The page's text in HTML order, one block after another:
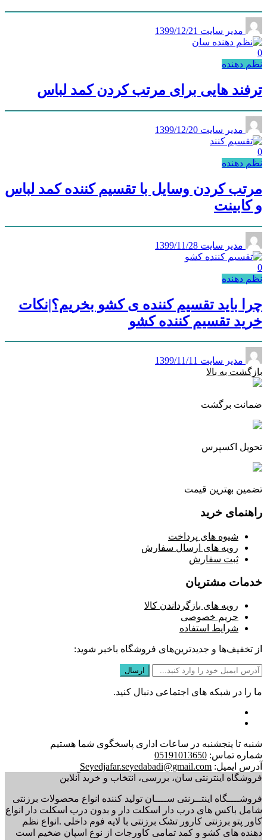
مدیر سایت 1399/12/21
0
نظم دهنده
ترفند هایی برای مرتب کردن کمد لباس
مدیر سایت 1399/12/20
0
نظم دهنده
مرتب کردن وسایل با تقسیم کننده کمد لباس
و کابینت
مدیر سایت 1399/11/28
0
نظم دهنده
چرا باید تقسیم کننده ‌‌ی کشو بخریم؟|نکات
خرید تقسیم کننده کشو
مدیر سایت 1399/11/11
بازگشت به بالا
ضمانت برگشت
تحویل اکسپرس
تضمین بهترین قیمت
راهنمای خرید
شیوه های پرداخت
رویه های ارسال سفارش
ثبت سفارش
خدمات مشتریان
رویه های بازگرداندن کالا
حریم خصوصی
شرایط استفاده
از تخفیف‌ها و جدیدترین‌های فروشگاه باخبر شوید:
ما را در شبکه های اجتماعی دنبال کنید.
شنبه تا پنجشنبه در ساعات اداری پاسخگوی شما هستیم
شماره تماس: 05191013650
آدرس ایمیل: Seyedjafar.seyedabadi@gmail.com
فروشگاه اینترنتی سان، بررسی، انتخاب و خرید آنلاین
فروشــــگاه اینتــرنتی ســــان تولید کننده انواع محصولات برزنتی
شامل باکس های درب دار اسکلت دار و بدون درب اسکلت دار انواع
کاور پتو برزنتی کارور تشک برزنتی با لایه فوم داخلی .انواع نظم
دهنده های کشو و کمد تمامی کاورجات از نوع اسپان ضخیم است